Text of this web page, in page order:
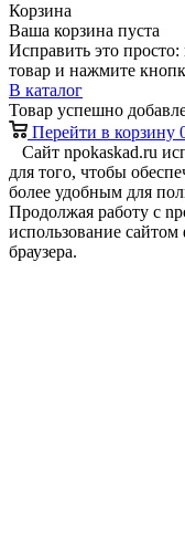
Корзина
Ваша корзина пуста
Исправить это
товар и нажмите
В каталог
Товар успешно
Перейти в корзину
Сайт npokaskad.ru
для того, чтобы
более удобным для
Продолжая работу с
использование
браузера.